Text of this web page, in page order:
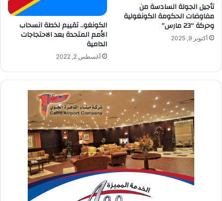
تأجيل الجولة السادسة من
مفاوضات الحكومة الكونغولية
وحركة “23 مارس”
أكتوبر 9, 2025
الكونغو.. تقييم لخطة انسحاب
الأمم المتحدة بعد الاحتجاجات
الدامية
أغسطس 2, 2022